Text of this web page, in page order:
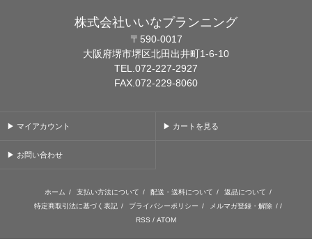
株式会社いいなプランニング
〒590-0017
大阪府堺市堺区北田出井町1-6-10
TEL.072-227-2927
FAX.072-229-8060
▶ マイアカウント ▶ カートを見る
▶ お問い合わせ
ホーム / 支払い方法について / 配送・送料について / 返品について /
特定商取引法に基づく表記 / プライバシーポリシー / メルマガ登録・解除 / /
RSS / ATOM